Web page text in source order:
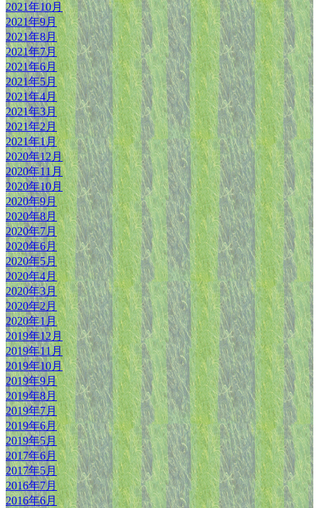
2021年10月
2021年9月
2021年8月
2021年7月
2021年6月
2021年5月
2021年4月
2021年3月
2021年2月
2021年1月
2020年12月
2020年11月
2020年10月
2020年9月
2020年8月
2020年7月
2020年6月
2020年5月
2020年4月
2020年3月
2020年2月
2020年1月
2019年12月
2019年11月
2019年10月
2019年9月
2019年8月
2019年7月
2019年6月
2019年5月
2017年6月
2017年5月
2016年7月
2016年6月